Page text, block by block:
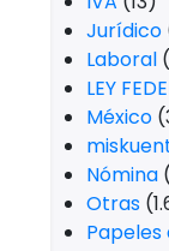
Jurídico
Laboral
LEY
México
Nómina
Otras